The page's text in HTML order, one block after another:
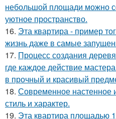
небольшой площади можно
уютное пространство.
16. Эта квартира - пример
жизнь даже в самые
17. Процесс создания
где каждое действие
в прочный и красивый
18. Современное настенное
стиль и характер.
19. Эта квартира площадью